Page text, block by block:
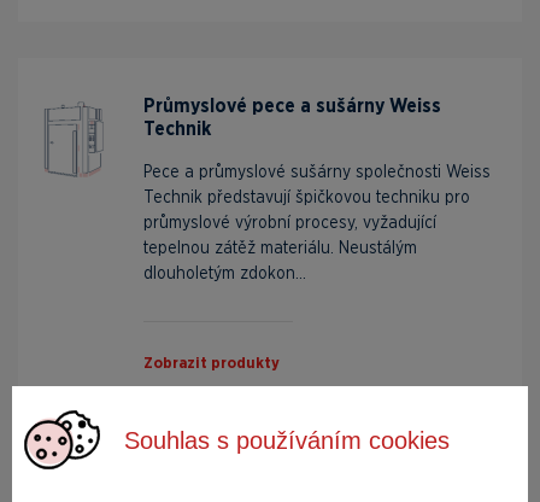
Souhlas s používáním cookies
Průmyslové pece a sušárny Weiss
Technik
Pece a průmyslové sušárny společnosti Weiss
Technik představují špičkovou techniku pro
průmyslové výrobní procesy, vyžadující
tepelnou zátěž materiálu. Neustálým
dlouholetým zdokon...
Zobrazit produkty